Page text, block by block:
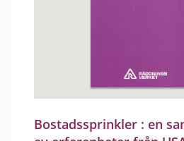
Bostadssprinkler : en